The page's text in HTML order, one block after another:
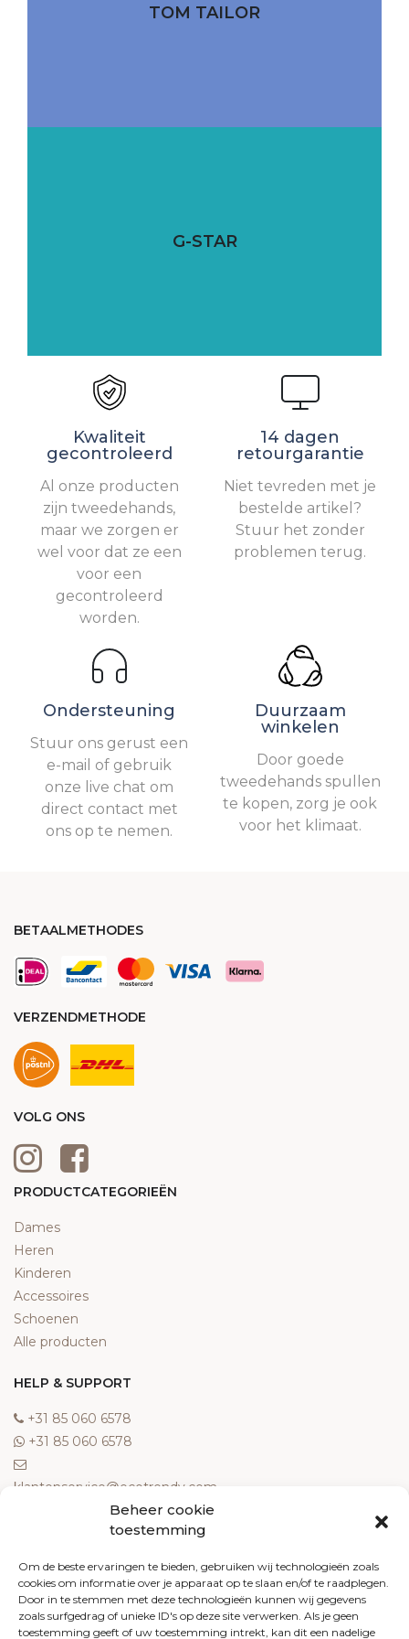
Beheer cookie
toestemming
Om de beste ervaringen te bieden, gebruiken wij technologieën zoals
cookies om informatie over je apparaat op te slaan en/of te raadplegen.
Door in te stemmen met deze technologieën kunnen wij gegevens
zoals surfgedrag of unieke ID's op deze site verwerken. Als je geen
toestemming geeft of uw toestemming intrekt, kan dit een nadelige
TOM TAILOR
G-STAR
Kwaliteit
gecontroleerd
Al onze producten
zijn tweedehands,
maar we zorgen er
wel voor dat ze een
voor een
gecontroleerd
worden.
14 dagen
retourgarantie
Niet tevreden met je
bestelde artikel?
Stuur het zonder
problemen terug.
Ondersteuning
Stuur ons gerust een
e-mail of gebruik
onze live chat om
direct contact met
ons op te nemen.
Duurzaam
winkelen
Door goede
tweedehands spullen
te kopen, zorg je ook
voor het klimaat.
BETAALMETHODES
VERZENDMETHODE
VOLG ONS
PRODUCTCATEGORIEËN
Dames
Heren
Kinderen
Accessoires
Schoenen
Alle producten
HELP & SUPPORT
‎+31 85 060 6578
‎+31 85 060 6578
klantenservice@ecotrendy.com
Meest gestelde vragen
Contact
Algemene voorwaarden
Retourneren